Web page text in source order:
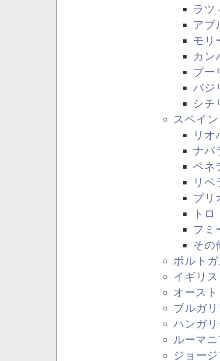
ラツ
アブ
モリ
カン
プー
バジ
シチ
スペイン
リオ
ナバ
ペネ
リベ
プリ
トロ
フミ
その
ポルト
イギリス
オース
ブルガ
ハンガ
ルーマ
ジョー